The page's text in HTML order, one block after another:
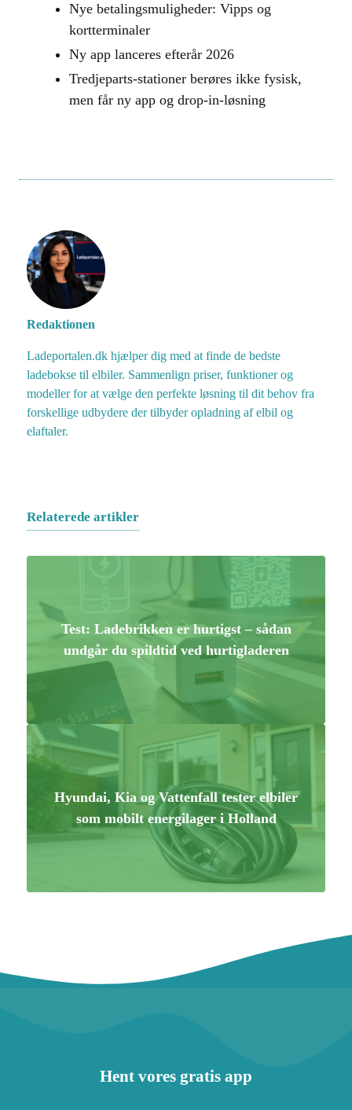
Nye betalingsmuligheder: Vipps og
kortterminaler
Ny app lanceres efterår 2026
Tredjeparts-stationer berøres ikke fysisk,
men får ny app og drop-in-løsning
Redaktionen
Ladeportalen.dk hjælper dig med at finde de bedste
ladebokse til elbiler. Sammenlign priser, funktioner og
modeller for at vælge den perfekte løsning til dit behov fra
forskellige udbydere der tilbyder opladning af elbil og
elaftaler.
Relaterede artikler
Test: Ladebrikken er hurtigst – sådan
undgår du spildtid ved hurtigladeren
Hyundai, Kia og Vattenfall tester elbiler
som mobilt energilager i Holland
Hent vores gratis app